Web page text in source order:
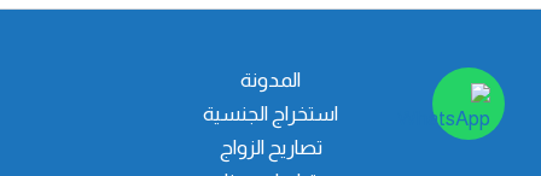
المدونة
استخراج الجنسية
تصاريح الزواج